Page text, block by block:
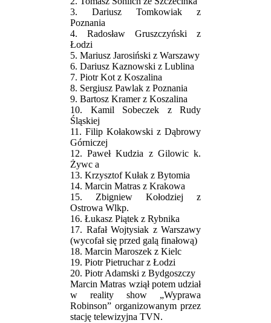
3. Dariusz Tomkowiak z
Poznania
4. Radosław Gruszczyński z
Łodzi
5. Mariusz Jarosiński z Warszawy
6. Dariusz Kaznowski z Lublina
7. Piotr Kot z Koszalina
8. Sergiusz Pawlak z Poznania
9. Bartosz Kramer z Koszalina
10. Kamil Sobeczek z Rudy
Śląskiej
11. Filip Kołakowski z Dąbrowy
Górniczej
12. Paweł Kudzia z Gilowic k.
Żywc a
13. Krzysztof Kułak z Bytomia
14. Marcin Matras z Krakowa
15. Zbigniew Kołodziej z
Ostrowa Wlkp.
16. Łukasz Piątek z Rybnika
17. Rafał Wojtysiak z Warszawy
(wycofał się przed galą finałową)
18. Marcin Maroszek z Kielc
19. Piotr Pietruchar z Łodzi
20. Piotr Adamski z Bydgoszczy
Marcin Matras wziął potem udział
w reality show „Wyprawa
Robinson” organizowanym przez
stację telewizyjna TVN.